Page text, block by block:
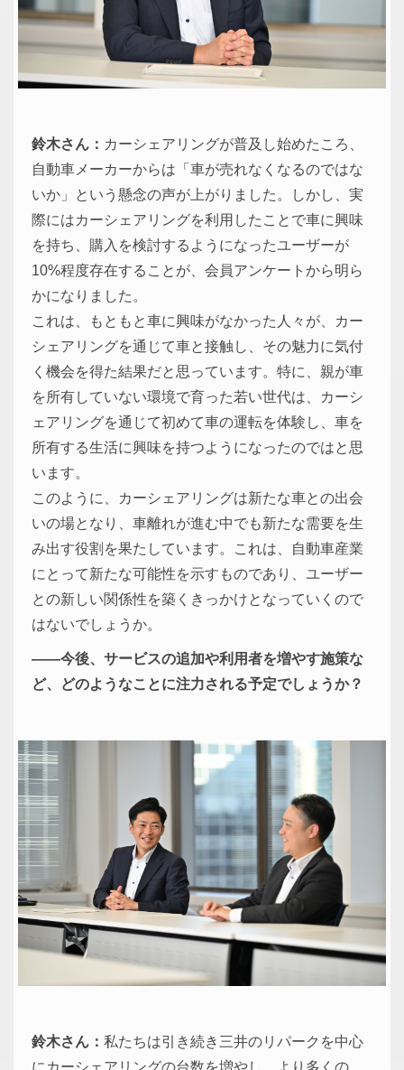
鈴木さん： カーシェアリングが普及し始めたころ、
自動車メーカーからは「車が売れなくなるのではな
いか」という懸念の声が上がりました。しかし、実
際にはカーシェアリングを利用したことで車に興味
を持ち、購入を検討するようになったユーザーが
10%程度存在することが、会員アンケートから明ら
かになりました。
これは、もともと車に興味がなかった人々が、カー
シェアリングを通じて車と接触し、その魅力に気付
く機会を得た結果だと思っています。特に、親が車
を所有していない環境で育った若い世代は、カーシ
ェアリングを通じて初めて車の運転を体験し、車を
所有する生活に興味を持つようになったのではと思
います。
このように、カーシェアリングは新たな車との出会
いの場となり、車離れが進む中でも新たな需要を生
み出す役割を果たしています。これは、自動車産業
にとって新たな可能性を示すものであり、ユーザー
との新しい関係性を築くきっかけとなっていくので
はないでしょうか。
――今後、サービスの追加や利用者を増やす施策な
ど、どのようなことに注力される予定でしょうか？
鈴木さん： 私たちは引き続き三井のリパークを中心
にカーシェアリングの台数を増やし、より多くの